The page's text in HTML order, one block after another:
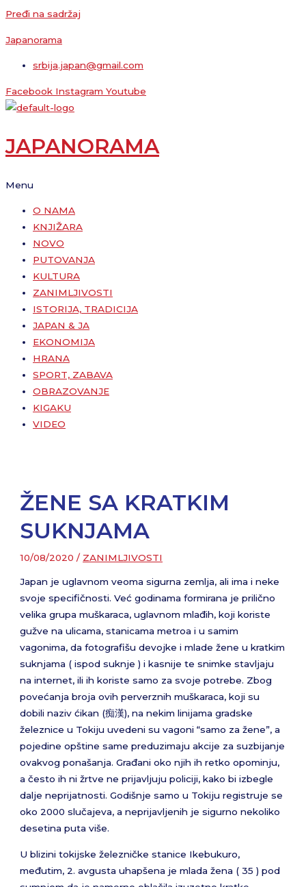
Pređi na sadržaj
Japanorama
srbija.japan@gmail.com
Facebook Instagram Youtube
JAPANORAMA
Menu
O NAMA
KNJIŽARA
NOVO
PUTOVANJA
KULTURA
ZANIMLJIVOSTI
ISTORIJA, TRADICIJA
JAPAN & JA
EKONOMIJA
HRANA
SPORT, ZABAVA
OBRAZOVANJE
KIGAKU
VIDEO
ŽENE SA KRATKIM
SUKNJAMA
10/08/2020/ ZANIMLJIVOSTI
Japan je uglavnom veoma sigurna zemlja, ali ima i neke
svoje specifičnosti. Već godinama formirana je prilično
velika grupa muškaraca, uglavnom mlađih, koji koriste
gužve na ulicama, stanicama metroa i u samim
vagonima, da fotografišu devojke i mlade žene u kratkim
suknjama ( ispod suknje ) i kasnije te snimke stavljaju
na internet, ili ih koriste samo za svoje potrebe. Zbog
povećanja broja ovih perverznih muškaraca, koji su
dobili naziv ćikan (痴漢), na nekim linijama gradske
železnice u Tokiju uvedeni su vagoni “samo za žene”, a
pojedine opštine same preduzimaju akcije za suzbijanje
ovakvog ponašanja. Građani oko njih ih retko opominju,
a često ih ni žrtve ne prijavljuju policiji, kako bi izbegle
dalje neprijatnosti. Godišnje samo u Tokiju registruje se
oko 2000 slučajeva, a neprijavljenih je sigurno nekoliko
desetina puta više.
U blizini tokijske železničke stanice Ikebukuro,
međutim, 2. avgusta uhapšena je mlada žena ( 35 ) pod